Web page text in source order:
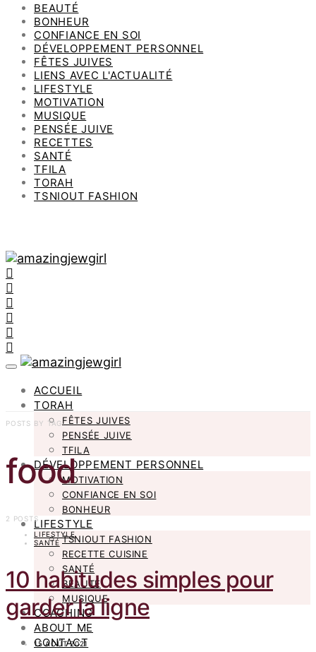
BEAUTÉ
BONHEUR
CONFIANCE EN SOI
DÉVELOPPEMENT PERSONNEL
FÊTES JUIVES
LIENS AVEC L'ACTUALITÉ
LIFESTYLE
MOTIVATION
MUSIQUE
PENSÉE JUIVE
RECETTES
SANTÉ
TFILA
TORAH
TSNIOUT FASHION
ACCUEIL
TORAH
FÊTES JUIVES
PENSÉE JUIVE
TFILA
DÉVELOPPEMENT PERSONNEL
MOTIVATION
CONFIANCE EN SOI
BONHEUR
LIFESTYLE
TSNIOUT FASHION
RECETTE CUISINE
SANTÉ
BEAUTÉ
MUSIQUE
COACHING
ABOUT ME
CONTACT
POSTS BY TAG
food
2 POSTS
LIFESTYLE
SANTÉ
10 habitudes simples pour
garder la ligne
15 AOÛT 2021